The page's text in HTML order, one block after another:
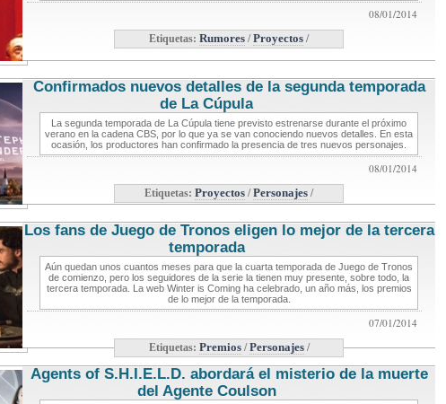
08/01/2014
Etiquetas: Rumores /Proyectos /
Confirmados nuevos detalles de la segunda temporada
de La Cúpulanoticias de series
La segunda temporada de La Cúpula tiene previsto estrenarse durante el próximo
verano en la cadena CBS, por lo que ya se van conociendo nuevos detalles. En esta
ocasión, los productores han confirmado la presencia de tres nuevos personajes.
08/01/2014
Etiquetas: Proyectos /Personajes /
Los fans de Juego de Tronos eligen lo mejor de la tercera
temporadanoticias de series
Aún quedan unos cuantos meses para que la cuarta temporada de Juego de Tronos
de comienzo, pero los seguidores de la serie la tienen muy presente, sobre todo, la
tercera temporada. La web Winter is Coming ha celebrado, un año más, los premios
de lo mejor de la temporada.
07/01/2014
Etiquetas: Premios/Personajes/
Agents of S.H.I.E.L.D. abordará el misterio de la muerte
del Agente Coulson